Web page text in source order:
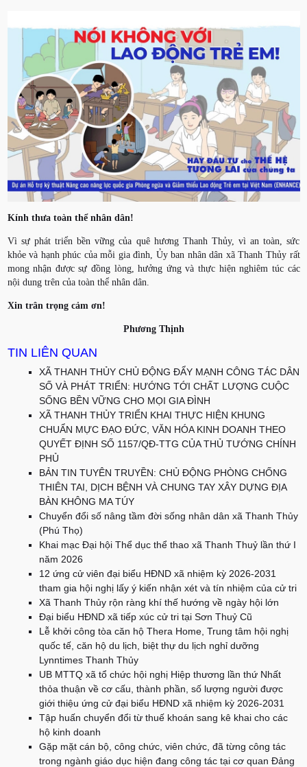
Kính thưa toàn thể nhân dân!
Vì sự phát triển bền vững của quê hương Thanh Thủy, vì an toàn, sức
khỏe và hạnh phúc của mỗi gia đình, Ủy ban nhân dân xã Thanh Thủy rất
mong nhận được sự đồng lòng, hưởng ứng và thực hiện nghiêm túc các
nội dung trên của toàn thể nhân dân.
Xin trân trọng cảm ơn!
Phương Thịnh
TIN LIÊN QUAN
XÃ THANH THỦY CHỦ ĐỘNG ĐẨY MẠNH CÔNG TÁC DÂN
SỐ VÀ PHÁT TRIỂN: HƯỚNG TỚI CHẤT LƯỢNG CUỘC
SỐNG BỀN VỮNG CHO MỌI GIA ĐÌNH
XÃ THANH THỦY TRIỂN KHAI THỰC HIỆN KHUNG
CHUẨN MỰC ĐẠO ĐỨC, VĂN HÓA KINH DOANH THEO
QUYẾT ĐỊNH SỐ 1157/QĐ-TTG CỦA THỦ TƯỚNG CHÍNH
PHỦ
BẢN TIN TUYÊN TRUYỀN: CHỦ ĐỘNG PHÒNG CHỐNG
THIÊN TAI, DỊCH BỆNH VÀ CHUNG TAY XÂY DỰNG ĐỊA
BÀN KHÔNG MA TÚY
Chuyển đổi số nâng tầm đời sống nhân dân xã Thanh Thủy
(Phú Thọ)
Khai mạc Đại hội Thể dục thể thao xã Thanh Thuỷ lần thứ I
năm 2026
12 ứng cử viên đại biểu HĐND xã nhiệm kỳ 2026-2031
tham gia hội nghị lấy ý kiến nhận xét và tín nhiệm của cử tri
Xã Thanh Thủy rộn ràng khí thế hướng về ngày hội lớn
Đại biểu HĐND xã tiếp xúc cử tri tại Sơn Thuỷ Cũ
Lễ khởi công tòa căn hộ Thera Home, Trung tâm hội nghị
quốc tế, căn hộ du lịch, biệt thự du lịch nghỉ dưỡng
Lynntimes Thanh Thủy
UB MTTQ xã tổ chức hội nghị Hiệp thương lần thứ Nhất
thỏa thuận về cơ cấu, thành phần, số lượng người được
giới thiệu ứng cử đại biểu HĐND xã nhiệm kỳ 2026-2031
Tập huấn chuyển đổi từ thuế khoán sang kê khai cho các
hộ kinh doanh
Gặp mặt cán bộ, công chức, viên chức, đã từng công tác
trong ngành giáo dục hiện đang công tác tại cơ quan Đảng